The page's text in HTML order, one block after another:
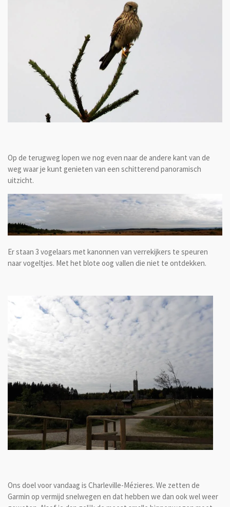
Op de terugweg lopen we nog even naar de andere kant van de
weg waar je kunt genieten van een schitterend panoramisch
uitzicht.
Er staan 3 vogelaars met kanonnen van verrekijkers te speuren
naar vogeltjes. Met het blote oog vallen die niet te ontdekken.
Ons doel voor vandaag is Charleville-Mézieres. We zetten de
Garmin op vermijd snelwegen en dat hebben we dan ook wel weer